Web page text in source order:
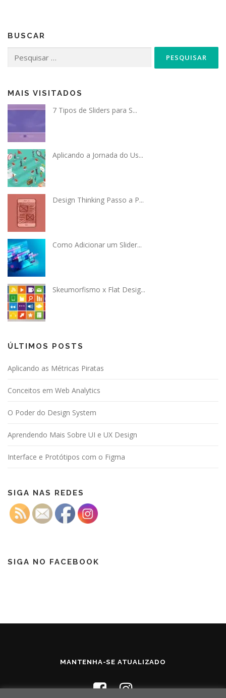
BUSCAR
por:
MAIS VISITADOS
7 Tipos de Sliders para S...
Aplicando a Jornada do Us...
Design Thinking Passo a P...
Como Adicionar um Slider...
Skeumorfismo x Flat Desig...
ÚLTIMOS POSTS
Aplicando as Métricas Piratas
Conceitos em Web Analytics
O Poder do Design System
Aprendendo Mais Sobre UI e UX Design
Interface e Protótipos com o Figma
SIGA NAS REDES
SIGA NO FACEBOOK
MANTENHA-SE ATUALIZADO